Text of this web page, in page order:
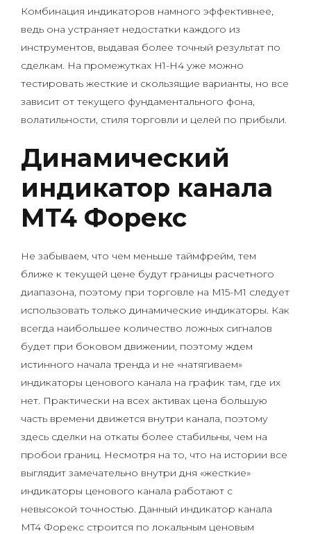
Комбинация индикаторов намного эффективнее,
ведь она устраняет недостатки каждого из
инструментов, выдавая более точный результат по
сделкам. На промежутках H1-H4 уже можно
тестировать жесткие и скользящие варианты, но все
зависит от текущего фундаментального фона,
волатильности, стиля торговли и целей по прибыли.
Динамический
индикатор канала
MT4 Форекс
Не забываем, что чем меньше таймфрейм, тем
ближе к текущей цене будут границы расчетного
диапазона, поэтому при торговле на M15-M1 следует
использовать только динамические индикаторы. Как
всегда наибольшее количество ложных сигналов
будет при боковом движении, поэтому ждем
истинного начала тренда и не «натягиваем»
индикаторы ценового канала на график там, где их
нет. Практически на всех активах цена большую
часть времени движется внутри канала, поэтому
здесь сделки на откаты более стабильны, чем на
пробои границ. Несмотря на то, что на истории все
выглядит замечательно внутри дня «жесткие»
индикаторы ценового канала работают с
невысокой точностью. Данный индикатор канала
MT4 Форекс строится по локальным ценовым